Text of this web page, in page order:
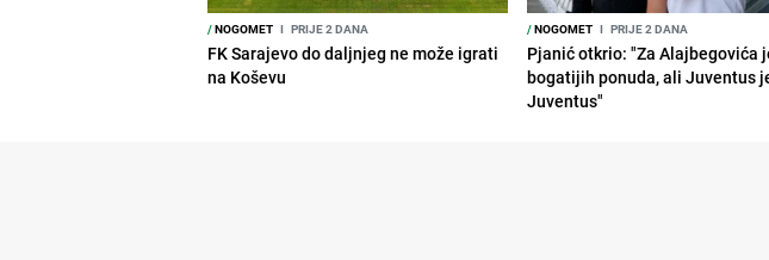
/NOGOMET I PRIJE 2 DANA
FK Sarajevo do daljnjeg ne može igrati
na Koševu
/NOGOMET I PRIJE 2 DANA
Pjanić otkrio: "Za Alajbegovića
bogatijih ponuda, ali Juventus
Juventus"